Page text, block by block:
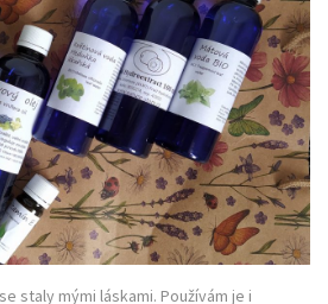
staly mými láskami. Používám je i